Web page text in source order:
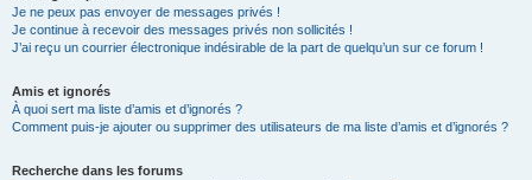
Je ne peux pas envoyer de messages privés !
Je continue à recevoir des messages privés non sollicités !
J’ai reçu un courrier électronique indésirable de la part de quelqu’un sur ce forum !
Amis et ignorés
À quoi sert ma liste d’amis et d’ignorés ?
Comment puis-je ajouter ou supprimer des utilisateurs de ma liste d’amis et d’ignorés ?
Recherche dans les forums